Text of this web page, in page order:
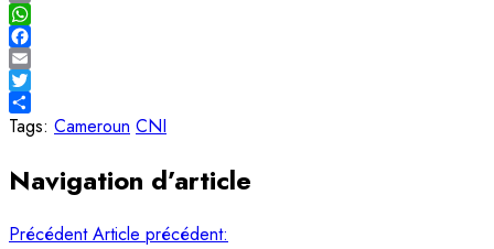
Copy
Link
WhatsApp
Facebook
Email
Twitter
Share
Tags: Cameroun CNI
Navigation d’article
Précédent Article précédent: